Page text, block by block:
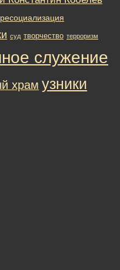
ресоциализация
суд творчество терроризм
служение
храм узники